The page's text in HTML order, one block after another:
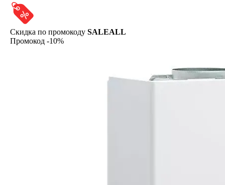
Скидка по промокоду SALEALL
Промокод -10%